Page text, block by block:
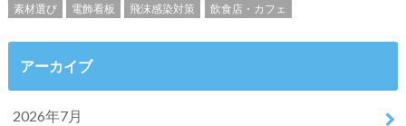
素材選び
電飾看板 飛沫感染対策 飲食店・カフェ
アーカイブ
2026年7月